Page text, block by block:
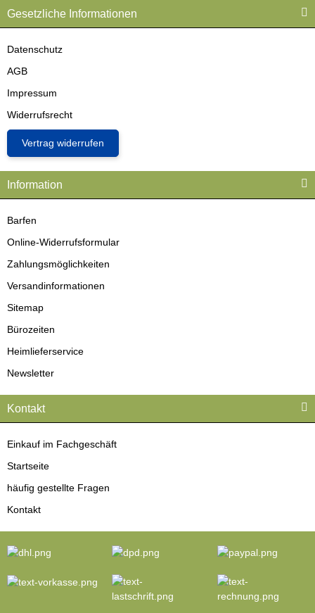
Gesetzliche Informationen
Datenschutz
AGB
Impressum
Widerrufsrecht
Vertrag widerrufen
Information
Barfen
Online-Widerrufsformular
Zahlungsmöglichkeiten
Versandinformationen
Sitemap
Bürozeiten
Heimlieferservice
Newsletter
Kontakt
Einkauf im Fachgeschäft
Startseite
häufig gestellte Fragen
Kontakt